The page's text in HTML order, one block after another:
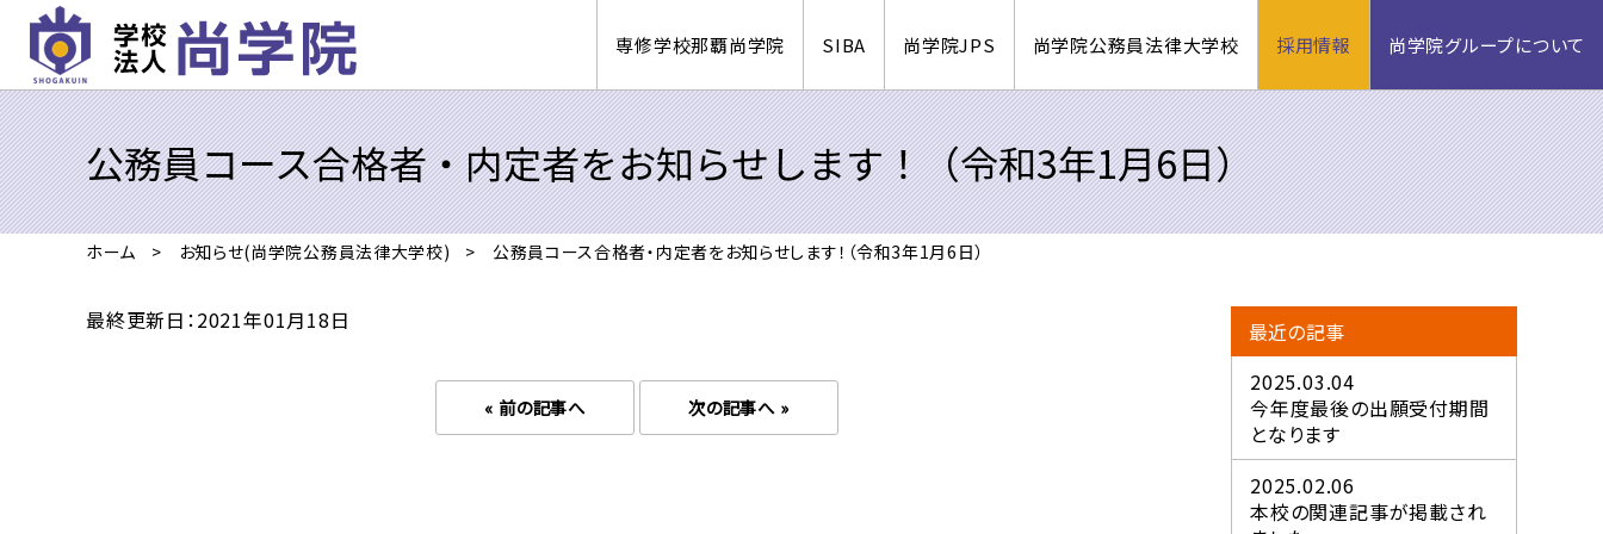
専修学校那覇尚学院 SIBA 尚学院JPS 尚学院公務員法律大学校 採用情報 尚学院グループについて
公務員コース合格者・内定者をお知らせします！（令和3年1月6日）
ホーム お知らせ(尚学院公務員法律大学校) 公務員コース合格者・内定者をお知らせします！（令和3年1月6日）
最終更新日：2021年01月18日
« 前の記事へ 次の記事へ »
最近の記事
2025.03.04
今年度最後の出願受付期間
となります
2025.02.06
本校の関連記事が掲載され